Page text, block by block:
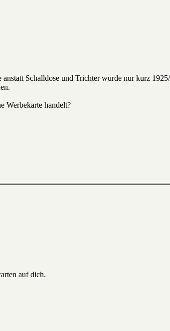
Schalldose und Trichter wurde nur kurz
Werbekarte handelt?
auf dich.